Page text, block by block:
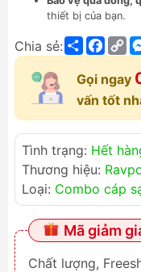
thiết bị của bạn.
Chia sẻ: Share
Gọi ngay
vấn tốt
Tình trạng: Hết
Thương hiệu:
Loại: Combo cáp
Mã giảm
Chất lượng,